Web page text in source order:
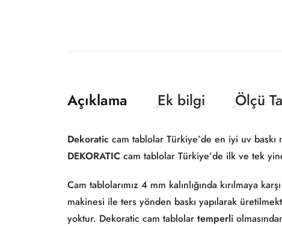
Açıklama Ek bilgi Ölçü
Dekoratic cam tablolar Türkiye’de en iyi uv
DEKORATIC cam tablolar Türkiye’de ilk ve tek
Cam tablolarımız 4 mm kalınlığında kırılmaya
makinesi ile ters yönden baskı yapılarak
yoktur. Dekoratic cam tablolar temperli